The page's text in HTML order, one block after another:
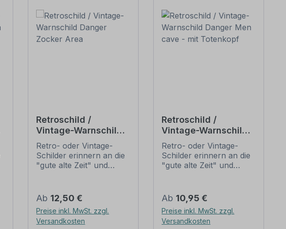
Retroschild /
Vintage-Warnschild
Danger Zocker Area
Retro- oder Vintage-
Schilder erinnern an die
"gute alte Zeit" und
großer Beliebheit. Sind
diese Schilder im Original
nur schwer und häufig
nur zu horrenden Preise
Regulärer Preis:
Ab 12,50 €
Preise inkl. MwSt. zzgl.
Versandkosten
Retroschild /
Vintage-Warnschild
Danger Men cave -
mit Totenkopf
Retro- oder Vintage-
Schilder erinnern an die
"gute alte Zeit" und
großer Beliebheit. Sind
diese Schilder im Original
nur schwer und häufig
nur zu horrenden Preise
Regulärer Preis:
Ab 10,95 €
Preise inkl. MwSt. zzgl.
Versandkosten